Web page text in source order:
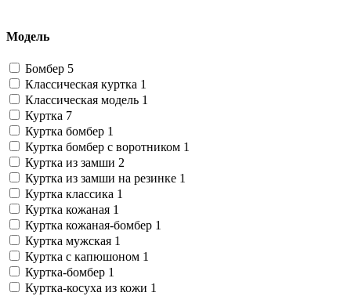
Модель
Бомбер 5
Классическая куртка 1
Классическая модель 1
Куртка 7
Куртка бомбер 1
Куртка бомбер с воротником 1
Куртка из замши 2
Куртка из замши на резинке 1
Куртка классика 1
Куртка кожаная 1
Куртка кожаная-бомбер 1
Куртка мужская 1
Куртка с капюшоном 1
Куртка-бомбер 1
Куртка-косуха из кожи 1